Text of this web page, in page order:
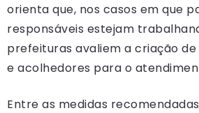
orienta que, nos casos em que
responsáveis estejam
prefeituras avaliem a criação de
e acolhedores para o
Entre as medidas